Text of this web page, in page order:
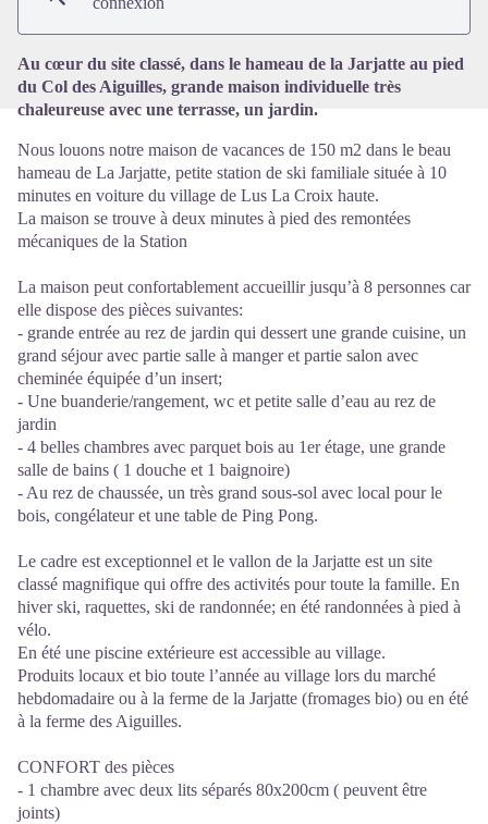
Au cœur du site classé, dans le hameau de la Jarjatte au pied
du Col des Aiguilles, grande maison individuelle très
chaleureuse avec une terrasse, un jardin.
Nous louons notre maison de vacances de 150 m2 dans le beau
hameau de La Jarjatte, petite station de ski familiale située à 10
minutes en voiture du village de Lus La Croix haute.
La maison se trouve à deux minutes à pied des remontées
mécaniques de la Station
La maison peut confortablement accueillir jusqu’à 8 personnes car
elle dispose des pièces suivantes:
- grande entrée au rez de jardin qui dessert une grande cuisine, un
grand séjour avec partie salle à manger et partie salon avec
cheminée équipée d’un insert;
- Une buanderie/rangement, wc et petite salle d’eau au rez de
jardin
- 4 belles chambres avec parquet bois au 1er étage, une grande
salle de bains ( 1 douche et 1 baignoire)
- Au rez de chaussée, un très grand sous-sol avec local pour le
bois, congélateur et une table de Ping Pong.
Le cadre est exceptionnel et le vallon de la Jarjatte est un site
classé magnifique qui offre des activités pour toute la famille. En
hiver ski, raquettes, ski de randonnée; en été randonnées à pied à
vélo.
En été une piscine extérieure est accessible au village.
Produits locaux et bio toute l’année au village lors du marché
hebdomadaire ou à la ferme de la Jarjatte (fromages bio) ou en été
à la ferme des Aiguilles.
CONFORT des pièces
- 1 chambre avec deux lits séparés 80x200cm ( peuvent être
joints)